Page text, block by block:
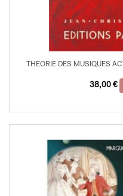
THEORIE DES MUSIQUES
38,00 €